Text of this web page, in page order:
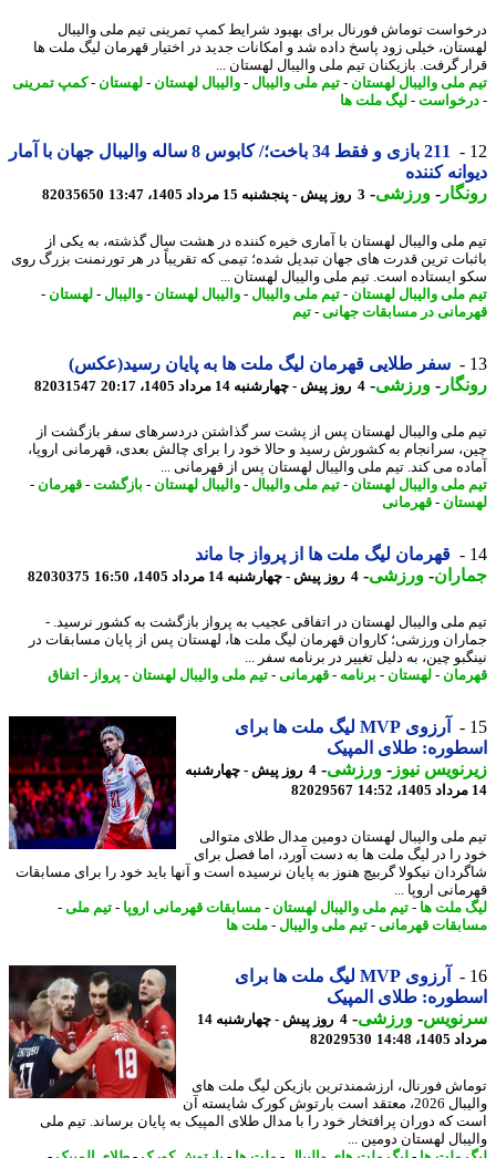
توماش فورنال برای بهبود شرایط کمپ تمرینی تیم ملی والیبال
خیلی زود پاسخ داده شد و امکانات جدید در اختیار قهرمان لیگ ملت ها
گرفت. بازیکنان تیم ملی والیبال لهستان ...
ملی والیبال لهستان-تیم ملی والیبال-والیبال لهستان-لهستان-کمپ تمرینی
-لیگ ملت ها
211 بازی و فقط 34 باخت؛/ کابوس 8 ساله والیبال جهان با آمار
کننده
-ورزشی-3 روز پیش - پنجشنبه 15 مرداد 1405، 13:47 82035650
ملی والیبال لهستان با آماری خیره کننده در هشت سال گذشته، به یکی از
ترین قدرت های جهان تبدیل شده؛ تیمی که تقریباً در هر تورنمنت بزرگ روی
ایستاده است. تیم ملی والیبال لهستان ...
ملی والیبال لهستان-تیم ملی والیبال-والیبال لهستان-والیبال-لهستان-
در مسابقات جهانی-تیم
سفر طلایی قهرمان لیگ ملت ها به پایان رسید(عکس)
-ورزشی-4 روز پیش - چهارشنبه 14 مرداد 1405، 20:17 82031547
ملی والیبال لهستان پس از پشت سر گذاشتن دردسرهای سفر بازگشت از
سرانجام به کشورش رسید و حالا خود را برای چالش بعدی، قهرمانی اروپا،
می کند. تیم ملی والیبال لهستان پس از قهرمانی ...
ملی والیبال لهستان-تیم ملی والیبال-والیبال لهستان-بازگشت-قهرمان -
-قهرمانی
قهرمان لیگ ملت ها از پرواز جا ماند
- ورزشی-4 روز پیش - چهارشنبه 14 مرداد 1405، 16:50 82030375
ملی والیبال لهستان در اتفاقی عجیب به پرواز بازگشت به کشور نرسید. -
ورزشی؛ کاروان قهرمان لیگ ملت ها، لهستان پس از پایان مسابقات در
چین، به دلیل تغییر در برنامه سفر ...
-لهستان-برنامه -قهرمانی-تیم ملی والیبال لهستان-پرواز-اتفاق
آرزوی MVP لیگ ملت ها برای
طلای المپیک
نیوز-ورزشی-
4 روز پیش - چهارشنبه
82029567
ملی والیبال لهستان دومین مدال طلای متوالی
را در لیگ ملت ها به دست آورد، اما فصل برای
نیکولا گربیچ هنوز به پایان نرسیده است و آنها باید خود را برای مسابقات
اروپا ...
ملت ها- تیم ملی والیبال لهستان-مسابقات قهرمانی اروپا - تیم ملی -
قهرمانی-تیم ملی والیبال-ملت ها
آرزوی MVP لیگ ملت ها برای
طلای المپیک
-ورزشی-
4 روز پیش - چهارشنبه 14
14:48
82029530
فورنال، ارزشمندترین بازیکن لیگ ملت های
والیبال 2026، معتقد است بارتوش کورک شایسته آن
که دوران پرافتخار خود را با مدال طلای المپیک به پایان برساند. تیم ملی
لهستان دومین ...